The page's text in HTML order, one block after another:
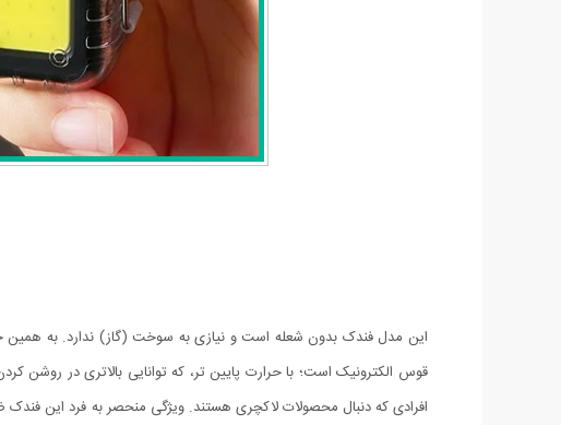
این مدل فندک بدون شعله است و نیازی به سوخت (گاز) ندارد. به همین
قوس الکترونیک است؛ با حرارت پایین تر، که توانایی بالاتری در روشن
افرادی که دنبال محصولات لاکچری هستند. ویژگی منحصر به فرد این